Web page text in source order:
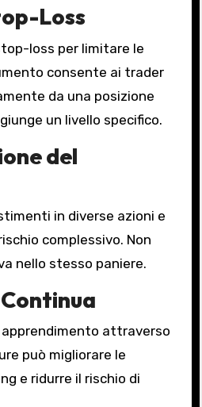
Loss
loss per limitare le
consente ai trader
da una posizione
un livello specifico.
del
in diverse azioni e
complessivo. Non
nello stesso paniere.
attraverso
può migliorare le
e ridurre il rischio di